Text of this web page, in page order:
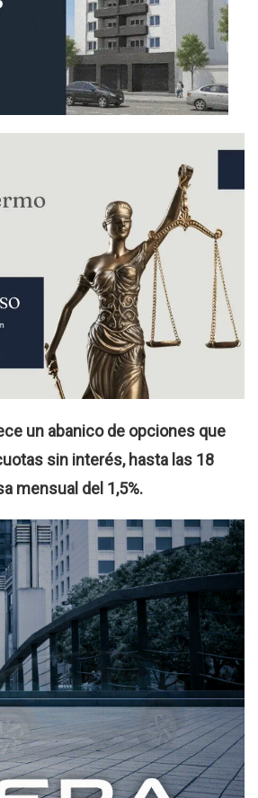
un abanico de opciones que
sin interés, hasta las 18
mensual del 1,5%.